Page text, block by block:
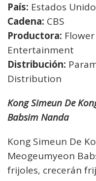
País: Estados
Cadena: CBS
Productora:
Entertainment
Distribución:
Distribution
Kong Simeun De
Babsim Nanda
Kong Simeun De
Meogeumyeon
frijoles, crecerán